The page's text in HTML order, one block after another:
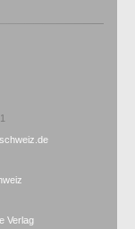
Verlag